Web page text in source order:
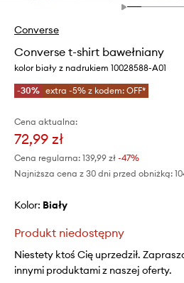
Converse
Converse t-shirt bawełniany
kolor biały z nadrukiem 10028588-A01
-30% extra -5% z kodem: OFF*
Cena aktualna:
72,99 zł
Cena regularna: 139,99 zł -47%
Najniższa cena z 30 dni przed obniżką:
Kolor: biały
Produkt niedostępny
Niestety ktoś Cię uprzedził.
innymi produktami z naszej oferty.